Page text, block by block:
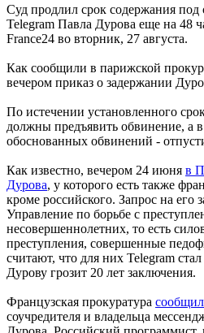
Суд продлил срок содержания под
Telegram Павла Дурова еще на 48
France24 во вторник, 27 августа.
Как сообщили в парижской
вечером приказ о задержании
По истечении установленного
должны предъявить обвинение, а в
обоснованных обвинений -
Как известно, вечером 24 июня в
Дурова, у которого есть также
кроме российского. Запрос на его
Управление по борьбе с
несовершеннолетних, то есть
преступления, совершенные
считают, что для них Telegram
Дурову грозит 20 лет заключения.
Французская прокуратура
соучредителя и владельца